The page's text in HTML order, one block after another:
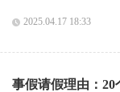
2025.04.17 18:33
事假请假理由：